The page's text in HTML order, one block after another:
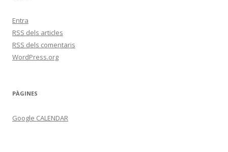
Entra
RSS dels articles
RSS dels comentaris
WordPress.org
PÀGINES
Google CALENDAR